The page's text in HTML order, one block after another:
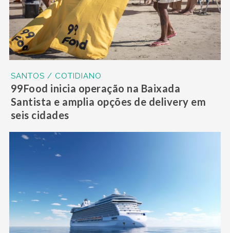
SANTOS / COTIDIANO
99Food inicia operação na Baixada
Santista e amplia opções de delivery em
seis cidades